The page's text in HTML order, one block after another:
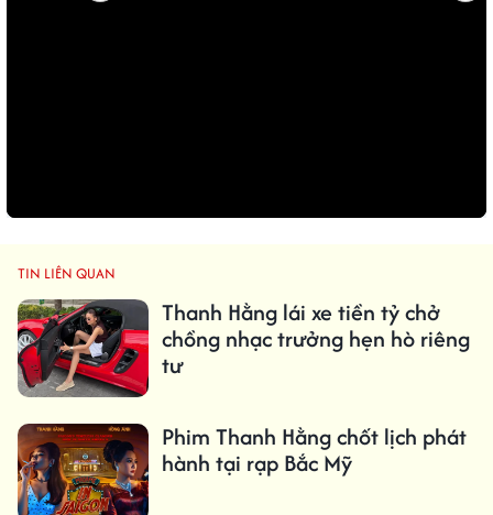
TIN LIÊN QUAN
Thanh Hằng lái xe tiền tỷ chở
chồng nhạc trưởng hẹn hò riêng
tư
Phim Thanh Hằng chốt lịch phát
hành tại rạp Bắc Mỹ